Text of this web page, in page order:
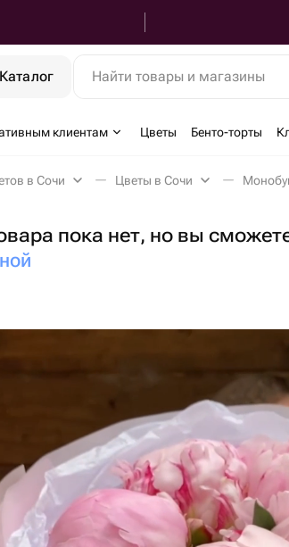
Каталог Найти товары и магазины
клиентам Цветы Бенто-торты
в Сочи Цветы в Сочи
пока нет, но вы